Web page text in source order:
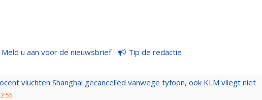
Meld u aan voor de nieuwsbrief Tip de redactie
vluchten Shanghai gecancelled vanwege tyfoon, ook KLM vliegt niet